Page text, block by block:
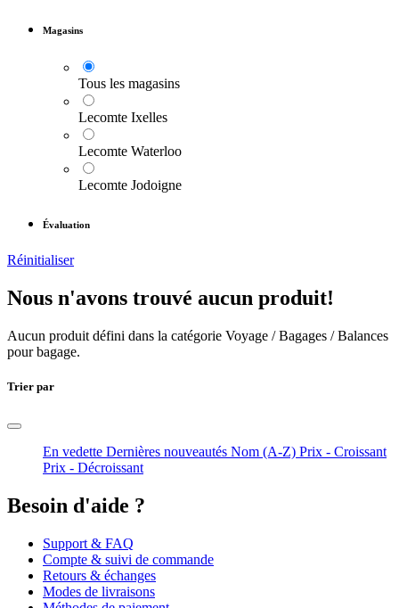
Magasins
Tous les magasins
Lecomte Ixelles
Lecomte Waterloo
Lecomte Jodoigne
Évaluation
Réinitialiser
Nous n'avons trouvé aucun produit!
Aucun produit défini dans la catégorie Voyage / Bagages / Balances
pour bagage.
Trier par
En vedette Dernières nouveautés Nom (A-Z) Prix - Croissant
Prix - Décroissant
Besoin d'aide ?
Support & FAQ
Compte & suivi de commande
Retours & échanges
Modes de livraisons